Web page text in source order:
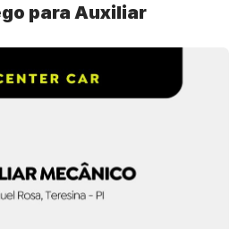
para Auxiliar